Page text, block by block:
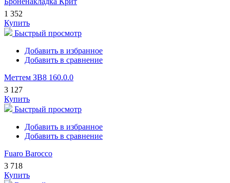
1 352
Купить
Быстрый просмотр
Добавить в избранное
Добавить в сравнение
Меттем ЗВ8 160.0.0
3 127
Купить
Быстрый просмотр
Добавить в избранное
Добавить в сравнение
Fuaro Barocco
3 718
Купить